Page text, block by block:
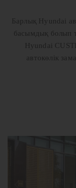
Барлық Hyundai
басымдық болып
Hyundai
автокөлік